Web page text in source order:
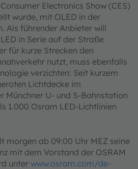
Electronics Show (CES)
wurde, mit OLED in der
Als führender Anbieter will
in Serie auf der Straße
für kurze Strecken den
nutzt, muss ebenfalls
verzichten: Seit kurzem
Lichtdecke im
Münchner U- und S-Bahnstation
1.000 Osram LED-Lichtlinien
morgen ab 09:00 Uhr MEZ seine
mit dem Vorstand der OSRAM
unterwww.osram.com/de-